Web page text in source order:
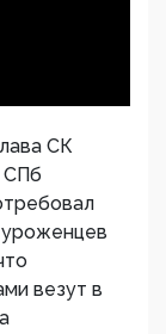
СК
СПб
уроженцев
везут в